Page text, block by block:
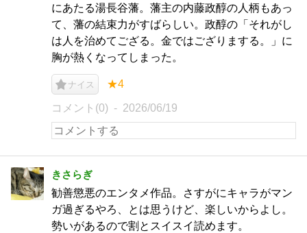
にあたる湯長谷藩。藩主の内藤政醇の人柄もあっ
て、藩の結束力がすばらしい。政醇の「それがし
は人を治めてござる。金ではござりまする。」に
胸が熱くなってしまった。
ナイス ★4
コメント(0) 2026/06/19
きさらぎ
勧善懲悪のエンタメ作品。さすがにキャラがマン
ガ過ぎるやろ、とは思うけど、楽しいからよし。
勢いがあるので割とスイスイ読めます。